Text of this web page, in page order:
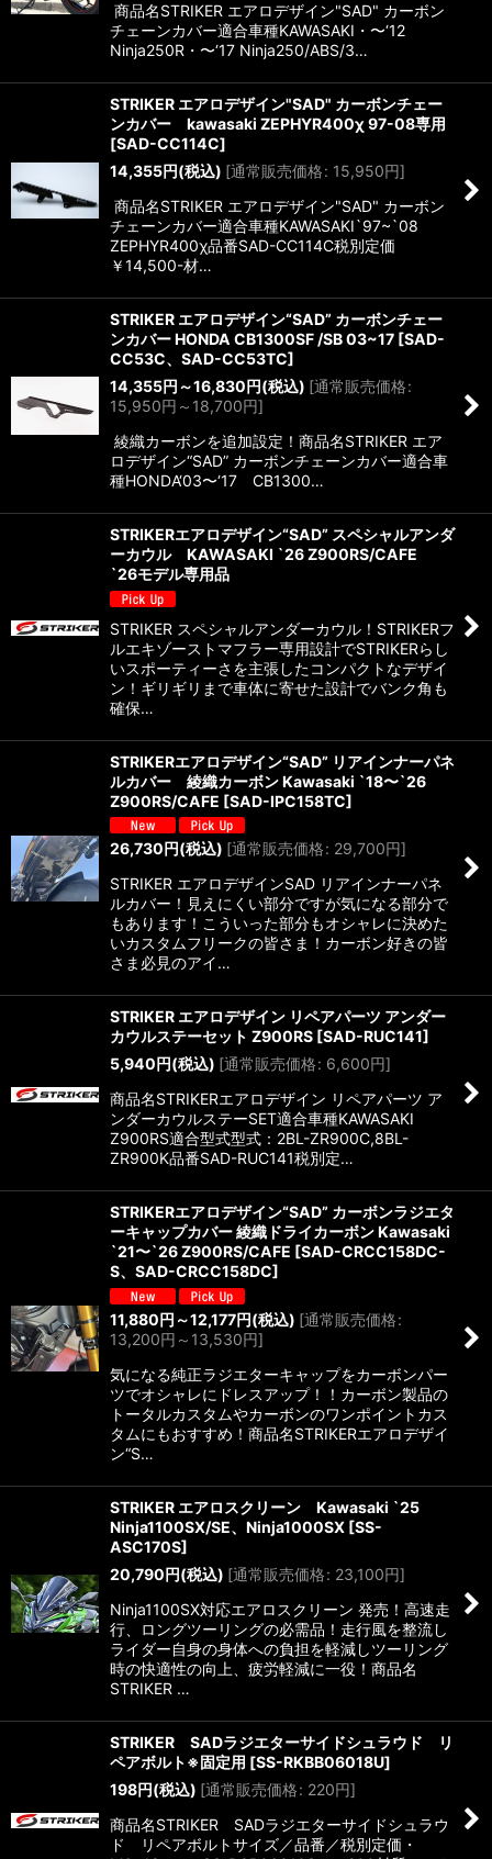
商品名STRIKER エアロデザイン"SAD" カーボン
チェーンカバー適合車種KAWASAKI・〜‘12
Ninja250R・〜‘17 Ninja250/ABS/3…
STRIKER エアロデザイン"SAD" カーボンチェー
ンカバー kawasaki ZEPHYR400χ 97-08専用
[SAD-CC114C]
14,355円(税込) [通常販売価格: 15,950円]
商品名STRIKER エアロデザイン"SAD" カーボン
チェーンカバー適合車種KAWASAKI`97~`08
ZEPHYR400χ品番SAD-CC114C税別定価
￥14,500-材…
STRIKER エアロデザイン“SAD” カーボンチェー
ンカバー HONDA CB1300SF /SB 03~17 [SAD-
CC53C、SAD-CC53TC]
14,355円 ～16,830円(税込) [通常販売価格:
15,950円 ～18,700円]
綾織カーボンを追加設定！商品名STRIKER エア
ロデザイン“SAD” カーボンチェーンカバー適合車
種HONDA‘03〜‘17 CB1300…
STRIKERエアロデザイン“SAD” スペシャルアンダ
ーカウル KAWASAKI `26 Z900RS/CAFE
`26モデル専用品
STRIKER スペシャルアンダーカウル！STRIKERフ
ルエキゾーストマフラー専用設計でSTRIKERらし
いスポーティーさを主張したコンパクトなデザイ
ン！ギリギリまで車体に寄せた設計でバンク角も
確保…
STRIKERエアロデザイン“SAD” リアインナーパネ
ルカバー 綾織カーボン Kawasaki `18〜`26
Z900RS/CAFE [SAD-IPC158TC]
26,730円(税込) [通常販売価格: 29,700円]
STRIKER エアロデザインSAD リアインナーパネ
ルカバー！見えにくい部分ですが気になる部分で
もあります！こういった部分もオシャレに決めた
いカスタムフリークの皆さま！カーボン好きの皆
さま必見のアイ…
STRIKER エアロデザイン リペアパーツ アンダー
カウルステーセット Z900RS [SAD-RUC141]
5,940円(税込) [通常販売価格: 6,600円]
商品名STRIKERエアロデザイン リペアパーツ ア
ンダーカウルステーSET適合車種KAWASAKI
Z900RS適合型式型式：2BL-ZR900C,8BL-
ZR900K品番SAD-RUC141税別定…
STRIKERエアロデザイン“SAD” カーボンラジエタ
ーキャップカバー 綾織ドライカーボン Kawasaki
`21〜`26 Z900RS/CAFE [SAD-CRCC158DC-
S、SAD-CRCC158DC]
11,880円 ～12,177円(税込) [通常販売価格:
13,200円 ～13,530円]
気になる純正ラジエターキャップをカーボンパー
ツでオシャレにドレスアップ！！カーボン製品の
トータルカスタムやカーボンのワンポイントカス
タムにもおすすめ！商品名STRIKERエアロデザイ
ン“S…
STRIKER エアロスクリーン Kawasaki `25
Ninja1100SX/SE、Ninja1000SX [SS-
ASC170S]
20,790円(税込) [通常販売価格: 23,100円]
Ninja1100SX対応エアロスクリーン 発売！高速走
行、ロングツーリングの必需品！走行風を整流し
ライダー自身の身体への負担を軽減しツーリング
時の快適性の向上、疲労軽減に一役！商品名
STRIKER …
STRIKER SADラジエターサイドシュラウド リ
ペアボルト※固定用 [SS-RKBB06018U]
198円(税込) [通常販売価格: 220円]
商品名STRIKER SADラジエターサイドシュラウ
ド リペアボルトサイズ／品番／税別定価・